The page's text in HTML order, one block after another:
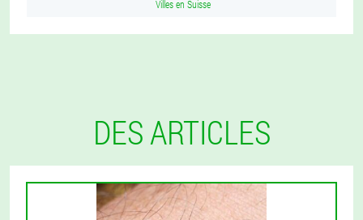
Villes en Suisse
DES ARTICLES